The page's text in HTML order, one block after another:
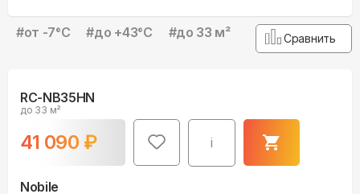
#от -7°С #до +43°С #до 33 м² Сравнить
RC-NB35HN
до 33 м²
41 090 ₽ i
Nobile